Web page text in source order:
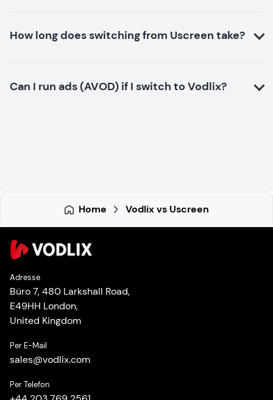
How long does switching from Uscreen take?
Can I run ads (AVOD) if I switch to Vodlix?
Home Vodlix vs Uscreen
Adresse
Büro 7, 480 Larkshall Road,
E49HH London,
United Kingdom
Per E-Mail
sales@vodlix.com
Per Telefon